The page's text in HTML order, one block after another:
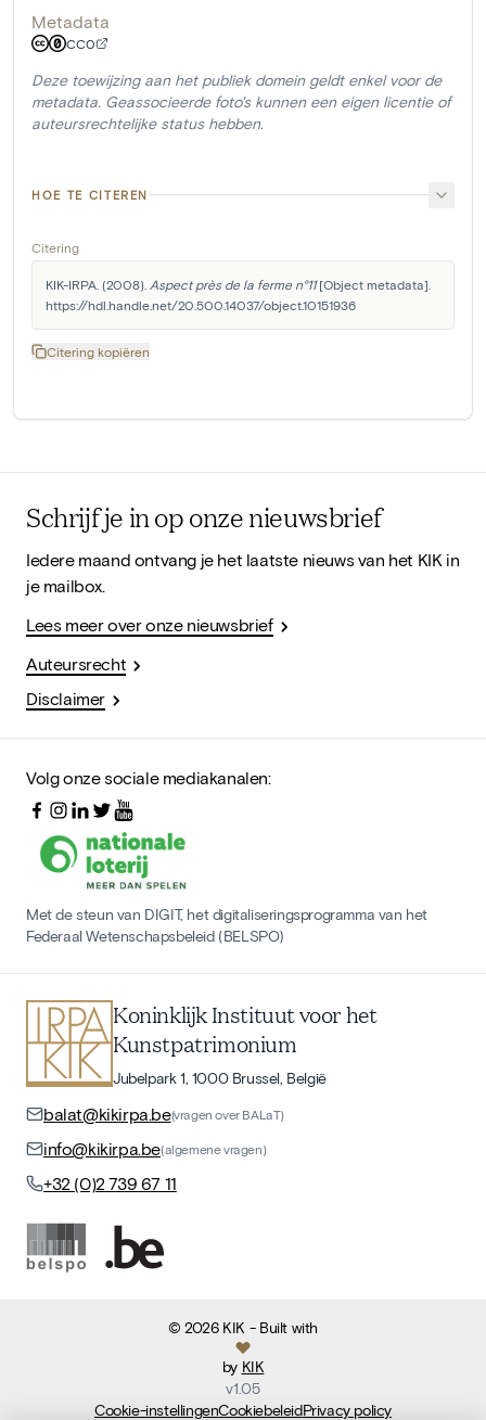
Metadata
CC0
Deze toewijzing aan het publiek domein geldt enkel voor de
metadata. Geassocieerde foto's kunnen een eigen licentie of
auteursrechtelijke status hebben.
HOE TE CITEREN
Citering
KIK-IRPA. (2008). Aspect près de la ferme n°11 [Object metadata].
https://hdl.handle.net/20.500.14037/object.10151936
Citering kopiëren
Schrijf je in op onze nieuwsbrief
Iedere maand ontvang je het laatste nieuws van het KIK in
je mailbox.
Lees meer over onze nieuwsbrief
Auteursrecht
Disclaimer
Volg onze sociale mediakanalen:
Met de steun van DIGIT, het digitaliseringsprogramma van het
Federaal Wetenschapsbeleid (BELSPO)
Koninklijk Instituut voor het
Kunstpatrimonium
Jubelpark 1, 1000 Brussel, België
balat@kikirpa.be(vragen over BALaT)
info@kikirpa.be(algemene vragen)
+32 (0)2 739 67 11
©2026 KIK - Built with
by KIK
v1.05
Cookie-instellingenCookiebeleidPrivacy policy